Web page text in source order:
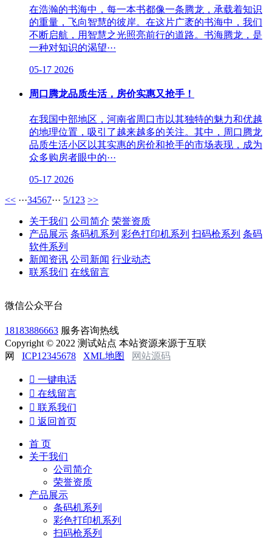
在浩瀚的书海中，每一本书都像一条腾龙，承载着知识
的重量，飞向智慧的彼岸。在这片广袤的书海中，我们
不断启航，用智慧之光照亮前行的道路。书海腾龙，是
一种对知识的渴望···
05-17 2026
周口腾龙品质生活，房价实惠又抢手！
在我国中部地区，河南省周口市以其独特的魅力和优越
的地理位置，吸引了越来越多的关注。其中，周口腾龙
品质生活小区以其实惠的房价和抢手的市场表现，成为
众多购房者眼中的···
05-17 2026
<< ···34567··· 5/123 >>
关于我们 公司简介 荣誉资质
产品展示 条码机系列 彩色打印机系列 扫码枪系列 条码
软件系列
新闻资讯 公司新闻 行业动态
联系我们 在线留言
微信公众平台
18183886663 服务咨询热线
Copyright © 2022 测试站点 本站资源来源于互联
网 ICP12345678 XML地图 网站源码
 一键电话
 在线留言
 联系我们
 返回首页
首 页
关于我们
公司简介
荣誉资质
产品展示
条码机系列
彩色打印机系列
扫码枪系列